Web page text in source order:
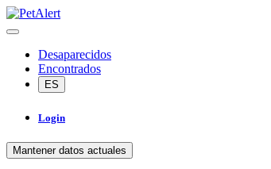
Desaparecidos
Encontrados
ES
Login
Mantener datos actuales